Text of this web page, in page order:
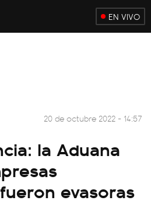
EN VIVO
20 de octubre 2022 - 14:57
la Aduana
evasoras